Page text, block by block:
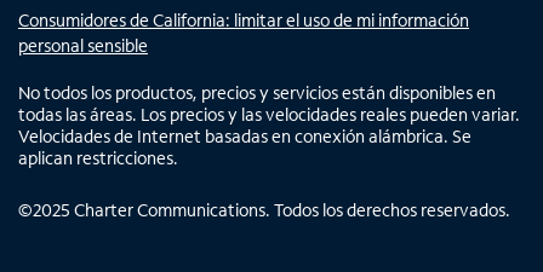
Consumidores de California: limitar el uso de mi información
personal sensible
No todos los productos, precios y servicios están disponibles en
todas las áreas. Los precios y las velocidades reales pueden variar.
Velocidades de Internet basadas en conexión alámbrica. Se
aplican restricciones.
©2025 Charter Communications. Todos los derechos reservados.